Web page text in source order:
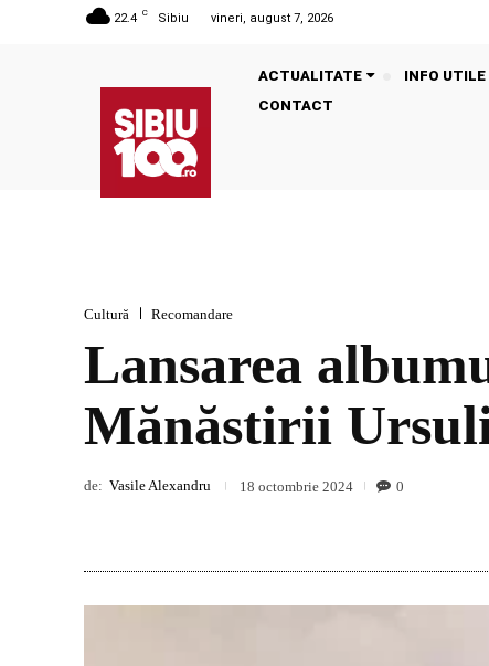
22.4 C Sibiu vineri, august 7, 2026
ACTUALITATE INFO UTILE
CONTACT
Cultură Recomandare
Lansarea
Mănăstirii
de: Vasile Alexandru 18 octombrie 2024 0